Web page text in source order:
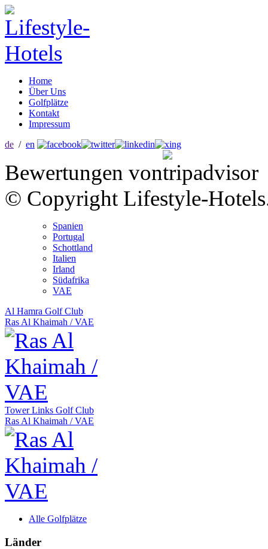
Home
Über Uns
Golfplätze
Kontakt
Impressum
de / en
Bewertungen von
© Copyright Lifestyle-
Spanien
Portugal
Schottland
Italien
Irland
Südafrika
VAE
Al Hamra Golf Club
Ras Al Khaimah /VAE
Tower Links Golf Club
Ras Al Khaimah /VAE
Alle Golfplätze
Länder